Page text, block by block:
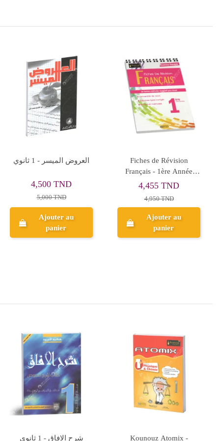
Reliure Spirale En
0,400 TND
0,500 TND
Ajouter au
panier
Al Messa - Français - 1ère
année Secondaire
13,455 TND
Aperçu
Kounouz Ennajeh -
Mega SVT - 1ère Année